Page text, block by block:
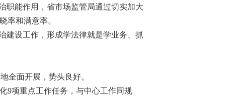
职能作用，省市场监管局通过切实加大
率和满意率。
设工作，形成学法律就是学业务、抓
全面开展，势头良好。
9项重点工作任务，与中心工作同规